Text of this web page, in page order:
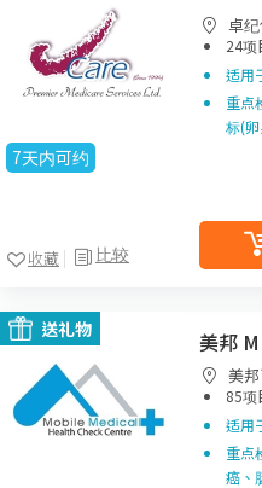
7天内可约
比较
收藏
卓
24项
适用
重点
标(
送礼物 美邦
美邦
85项
适用
重点
癌、